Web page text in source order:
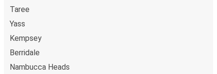
Taree
Yass
Kempsey
Berridale
Nambucca Heads